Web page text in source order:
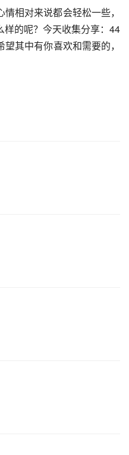
相对来说都会轻松一些，
的呢？今天收集分享：44
其中有你喜欢和需要的，